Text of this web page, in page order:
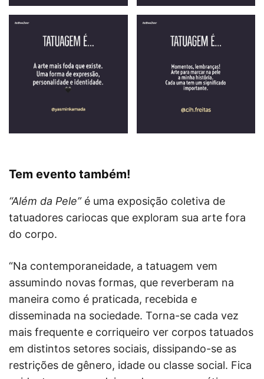
Tem evento também!
“Além da Pele” é uma exposição coletiva de
tatuadores cariocas que exploram sua arte fora
do corpo.
“Na contemporaneidade, a tatuagem vem
assumindo novas formas, que reverberam na
maneira como é praticada, recebida e
disseminada na sociedade. Torna-se cada vez
mais frequente e corriqueiro ver corpos tatuados
em distintos setores sociais, dissipando-se as
restrições de gênero, idade ou classe social. Fica